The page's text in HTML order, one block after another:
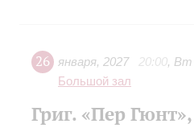
26 января, 2027 20:00, Вт
Большой зал
Григ. «Пер